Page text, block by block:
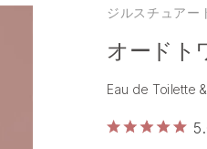
ジルスチュアー
オードト
Eau de Toilette